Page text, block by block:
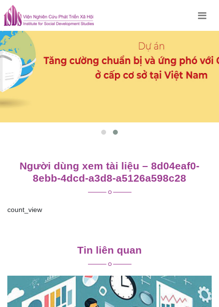
Skip
to
content
Người dùng xem tài liệu – 8d04eaf0-
8ebb-4dcd-a3d8-a5126a598c28
count_view
viết
Tin liên quan